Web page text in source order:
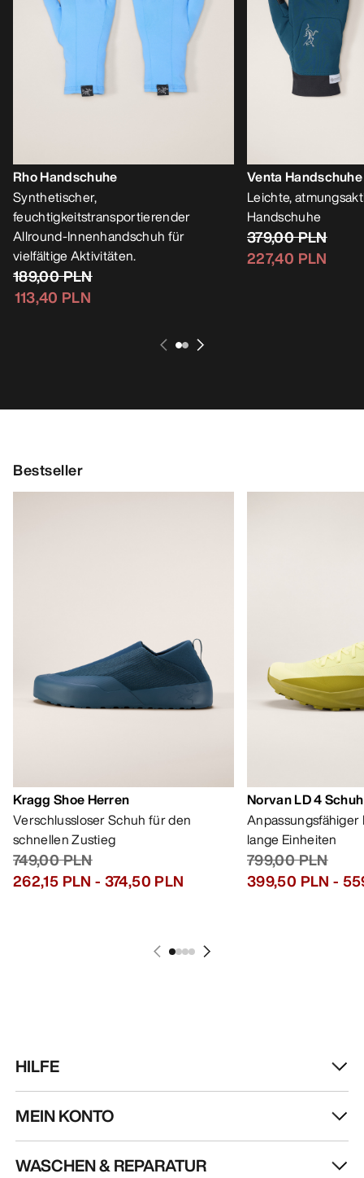
Rho Handschuhe
Synthetischer,
feuchtigkeitstransportierender
Allround-Innenhandschuh für
vielfältige Aktivitäten.
189,00 PLN
113,40 PLN
Venta Handschuhe
Leichte,
Handschuhe
379,00 PLN
227,40 PLN
Bestseller
Kragg Shoe Herren
Verschlussloser Schuh für den
schnellen Zustieg
749,00 PLN
262,15 PLN - 374,50 PLN
Norvan LD 4
lange Einheiten
799,00 PLN
399,50 PLN -
HILFE
MEIN KONTO
WASCHEN & REPARATUR